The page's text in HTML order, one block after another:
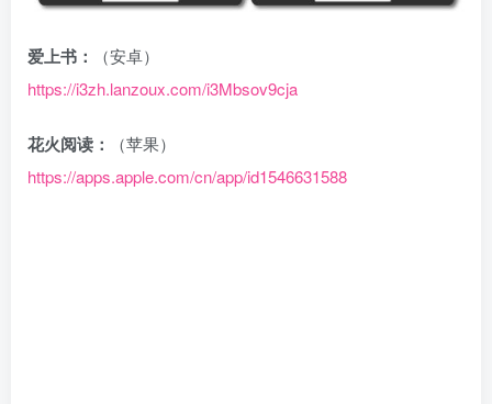
爱上书：
（安卓）
https://i3zh.lanzoux.com/i3Mbsov9cja
花火阅读：
（苹果）
https://apps.apple.com/cn/app/id1546631588